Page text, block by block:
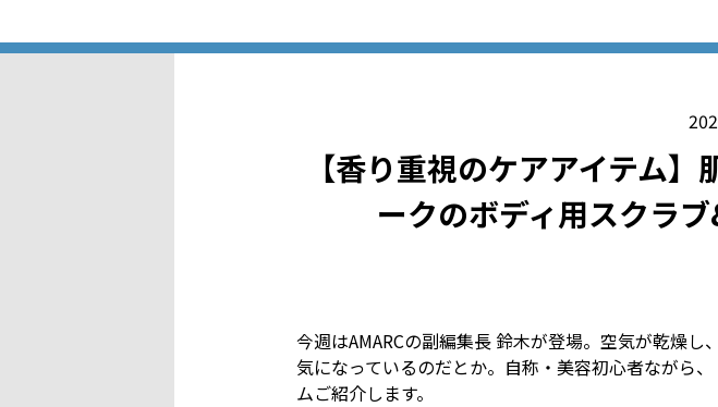
【香り重視のケアアイテム
ークのボディ用スクラ
今週はAMARCの副編集長 鈴木が登場。空気が乾燥
気になっているのだとか。自称・美容初心者ながら
ムご紹介します。